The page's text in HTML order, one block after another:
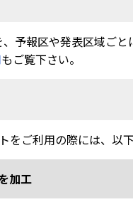
予報区や発表区域ご
もご覧下さい。
をご利用の際には、以
加工